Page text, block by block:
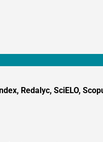
Redalyc, SciELO,